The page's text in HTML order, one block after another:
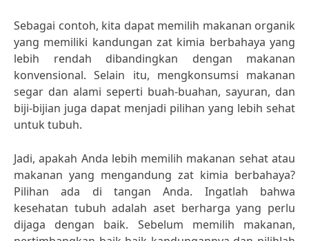
Sebagai contoh, kita dapat memilih makanan organik
yang memiliki kandungan zat kimia berbahaya yang
lebih rendah dibandingkan dengan makanan
konvensional. Selain itu, mengkonsumsi makanan
segar dan alami seperti buah-buahan, sayuran, dan
biji-bijian juga dapat menjadi pilihan yang lebih sehat
untuk tubuh.
Jadi, apakah Anda lebih memilih makanan sehat atau
makanan yang mengandung zat kimia berbahaya?
Pilihan ada di tangan Anda. Ingatlah bahwa
kesehatan tubuh adalah aset berharga yang perlu
dijaga dengan baik. Sebelum memilih makanan,